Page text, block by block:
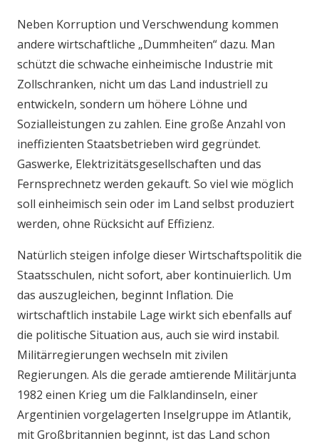
Neben Korruption und Verschwendung kommen
andere wirtschaftliche „Dummheiten“ dazu. Man
schützt die schwache einheimische Industrie mit
Zollschranken, nicht um das Land industriell zu
entwickeln, sondern um höhere Löhne und
Sozialleistungen zu zahlen. Eine große Anzahl von
ineffizienten Staatsbetrieben wird gegründet.
Gaswerke, Elektrizitätsgesellschaften und das
Fernsprechnetz werden gekauft. So viel wie möglich
soll einheimisch sein oder im Land selbst produziert
werden, ohne Rücksicht auf Effizienz.
Natürlich steigen infolge dieser Wirtschaftspolitik die
Staatsschulen, nicht sofort, aber kontinuierlich. Um
das auszugleichen, beginnt Inflation. Die
wirtschaftlich instabile Lage wirkt sich ebenfalls auf
die politische Situation aus, auch sie wird instabil.
Militärregierungen wechseln mit zivilen
Regierungen. Als die gerade amtierende Militärjunta
1982 einen Krieg um die Falklandinseln, einer
Argentinien vorgelagerten Inselgruppe im Atlantik,
mit Großbritannien beginnt, ist das Land schon